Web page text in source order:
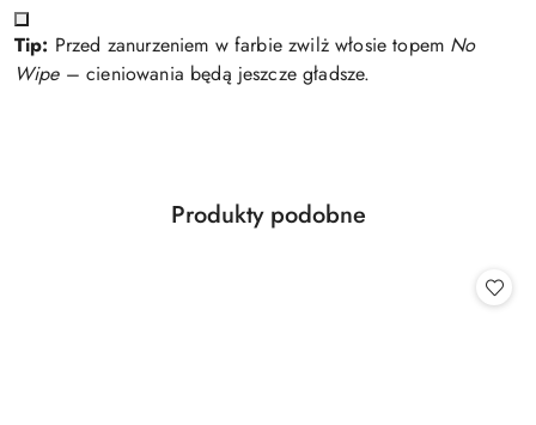
Tip: Przed zanurzeniem w farbie zwilż włosie topem No
Wipe– cieniowania będą jeszcze gładsze.
Pomiń karuzelę produktów
Produkty
Produkty podobne